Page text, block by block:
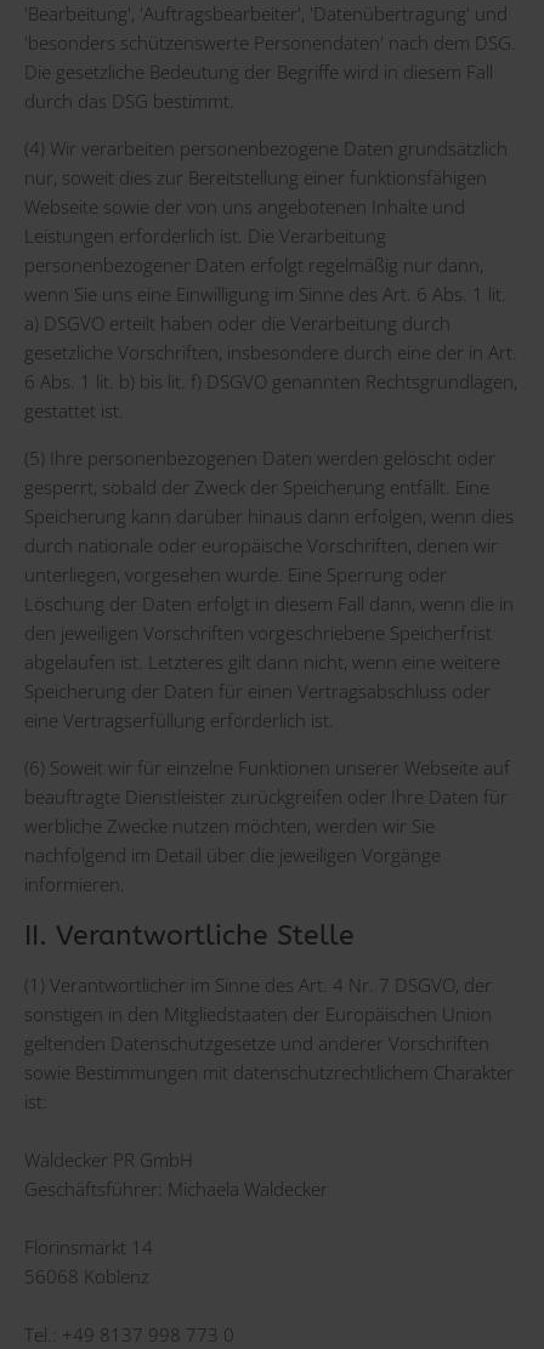
'Bearbeitung', 'Auftragsbearbeiter', 'Datenübertragung' und
'besonders schützenswerte Personendaten' nach dem DSG.
Die gesetzliche Bedeutung der Begriffe wird in diesem Fall
durch das DSG bestimmt.
(4) Wir verarbeiten personenbezogene Daten grundsätzlich
nur, soweit dies zur Bereitstellung einer funktionsfähigen
Webseite sowie der von uns angebotenen Inhalte und
Leistungen erforderlich ist. Die Verarbeitung
personenbezogener Daten erfolgt regelmäßig nur dann,
wenn Sie uns eine Einwilligung im Sinne des Art. 6 Abs. 1 lit.
a) DSGVO erteilt haben oder die Verarbeitung durch
gesetzliche Vorschriften, insbesondere durch eine der in Art.
6 Abs. 1 lit. b) bis lit. f) DSGVO genannten Rechtsgrundlagen,
gestattet ist.
(5) Ihre personenbezogenen Daten werden gelöscht oder
gesperrt, sobald der Zweck der Speicherung entfällt. Eine
Speicherung kann darüber hinaus dann erfolgen, wenn dies
durch nationale oder europäische Vorschriften, denen wir
unterliegen, vorgesehen wurde. Eine Sperrung oder
Löschung der Daten erfolgt in diesem Fall dann, wenn die in
den jeweiligen Vorschriften vorgeschriebene Speicherfrist
abgelaufen ist. Letzteres gilt dann nicht, wenn eine weitere
Speicherung der Daten für einen Vertragsabschluss oder
eine Vertragserfüllung erforderlich ist.
(6) Soweit wir für einzelne Funktionen unserer Webseite auf
beauftragte Dienstleister zurückgreifen oder Ihre Daten für
werbliche Zwecke nutzen möchten, werden wir Sie
nachfolgend im Detail über die jeweiligen Vorgänge
informieren.
II. Verantwortliche Stelle
(1) Verantwortlicher im Sinne des Art. 4 Nr. 7 DSGVO, der
sonstigen in den Mitgliedstaaten der Europäischen Union
geltenden Datenschutzgesetze und anderer Vorschriften
sowie Bestimmungen mit datenschutzrechtlichem Charakter
ist:
Waldecker PR GmbH
Geschäftsführer: Michaela Waldecker
Florinsmarkt 14
56068 Koblenz
Tel.: +49 8137 998 773 0